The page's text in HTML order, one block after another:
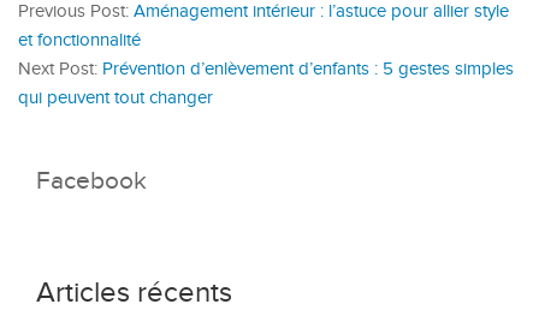
Previous Post: Aménagement intérieur : l’astuce pour allier style
et fonctionnalité
Next Post: Prévention d’enlèvement d’enfants : 5 gestes simples
qui peuvent tout changer
Facebook
Articles récents